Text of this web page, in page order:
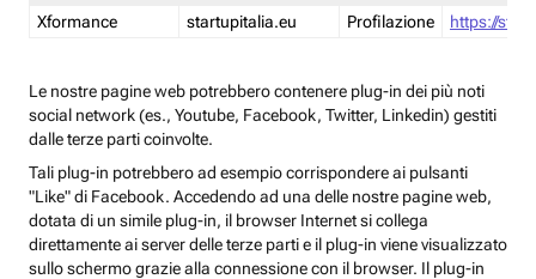
Xformance
startupitalia.eu Profilazione https://
Le nostre pagine web potrebbero contenere plug-in dei più noti
social network (es., Youtube, Facebook, Twitter, Linkedin) gestiti
dalle terze parti coinvolte.
Tali plug-in potrebbero ad esempio corrispondere ai pulsanti
"Like" di Facebook. Accedendo ad una delle nostre pagine web,
dotata di un simile plug-in, il browser Internet si collega
direttamente ai server delle terze parti e il plug-in viene visualizzato
sullo schermo grazie alla connessione con il browser. Il plug-in